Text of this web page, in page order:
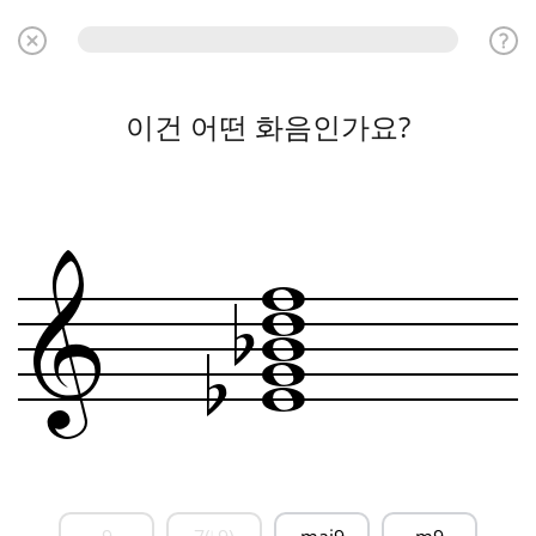
이건 어떤 화음인가요?
& w
w
w
w
w
b
b